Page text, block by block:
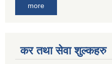
more
कर तथा सेवा शुल्कहरु